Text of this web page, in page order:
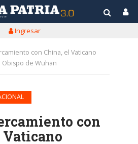
Ingresar
con China, el Vaticano
Obispo de Wuhan
con